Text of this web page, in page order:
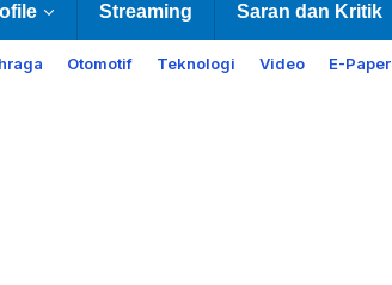
Streaming Saran dan Kritik
Otomotif Teknologi Video E-Paper